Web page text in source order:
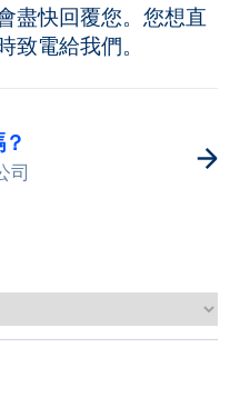
盡快回覆您。您想直
電給我們。
司